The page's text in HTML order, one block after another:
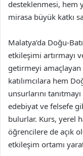
desteklenmesi, hem
mirasa büyük katkı
Malatya’da Doğu-
etkileşimi artırmayı
getirmeyi amaçlayan
katılımcılara hem
unsurlarını
edebiyat ve felsefe
bulurlar. Kurs, yerel
öğrencilere de açık
etkileşim ortamı